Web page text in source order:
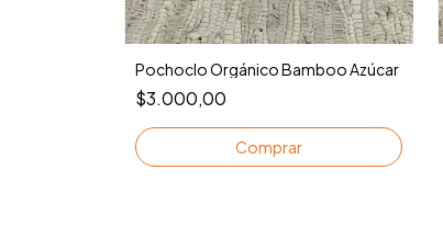
Pochoclo Orgánico Bamboo Azúcar
$3.000,00